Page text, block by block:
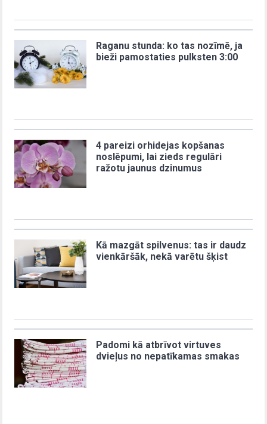
Raganu stunda: ko tas nozīmē, ja
bieži pamostaties pulksten 3:00
4 pareizi orhidejas kopšanas
noslēpumi, lai zieds regulāri
ražotu jaunus dzinumus
Kā mazgāt spilvenus: tas ir daudz
vienkāršāk, nekā varētu šķist
Padomi kā atbrīvot virtuves
dvieļus no nepatīkamas smakas